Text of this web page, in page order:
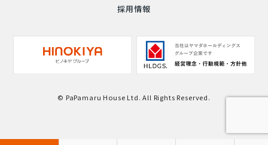
採用情報
© PaPamaru House Ltd. All Rights Reserved.